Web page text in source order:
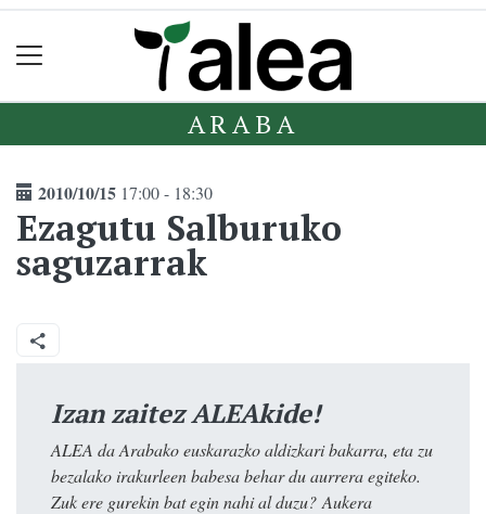
ARABA
2010/10/15 17:00 - 18:30
Ezagutu Salburuko
saguzarrak
Izan zaitez ALEAkide!
ALEA da Arabako euskarazko aldizkari bakarra, eta zu
bezalako irakurleen babesa behar du aurrera egiteko.
Zuk ere gurekin bat egin nahi al duzu? Aukera